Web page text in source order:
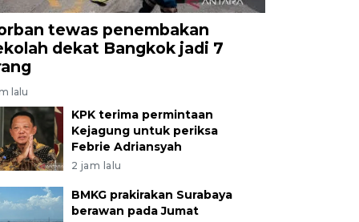
tewas penembakan
dekat Bangkok jadi 7
lalu
KPK terima permintaan
Kejagung untuk periksa
Febrie Adriansyah
2 jam lalu
BMKG prakirakan Surabaya
berawan pada Jumat